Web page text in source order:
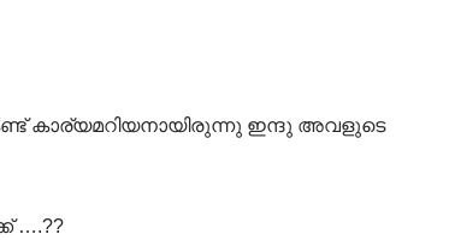
കാര്യമറിയനായിരുന്നു ഇന്ദു അവളുടെ
….??